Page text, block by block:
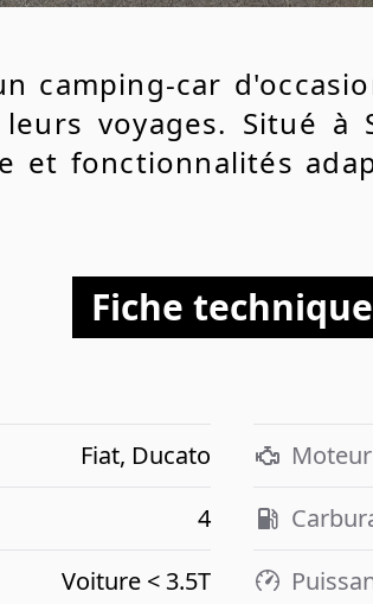
camping-car
voyages. Situé à
et fonctionnalités
48 977 km, ce
Fiche technique
Fiat, Ducato
4
Voiture < 3.5T